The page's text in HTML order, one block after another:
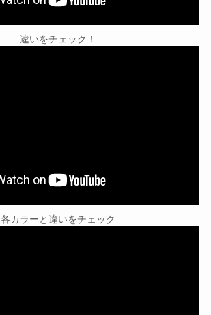
違いをチェック！
各カラーと違いをチェック